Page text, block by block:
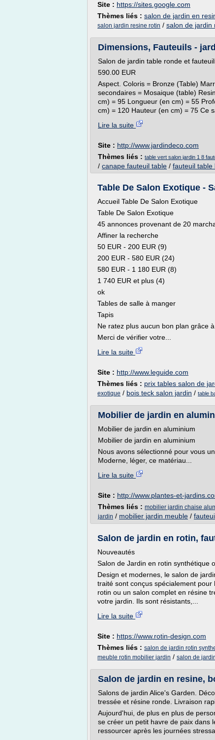
Site : https://sites.google.com
Thèmes liés : salon de jardin en
salon jardin resine rotin / salon de jardin
Dimensions, Fauteuils -
Salon de jardin table ronde et
590.00 EUR
Aspect. Coloris = Bronze (Table)
secondaires = Mosaique (table)
cm) = 95 Longueur (en cm) = 55
cm) = 120 Hauteur (en cm) = 75 Ce
Lire la suite
Site : http://www.jardindeco.com
Thèmes liés : table vert salon jardin 1 8
/ canape fauteuil table / fauteuil table
Table De Salon Exotique -
Accueil Table De Salon Exotique
Table De Salon Exotique
45 annonces provenant de 20
Affiner la recherche
50 EUR - 200 EUR (9)
200 EUR - 580 EUR (24)
580 EUR - 1 180 EUR (8)
1 740 EUR et plus (4)
ok
Tables de salle à manger
Tapis
Ne ratez plus aucun bon plan grâce
Merci de vérifier votre...
Lire la suite
Site : http://www.leguide.com
Thèmes liés : prix tables salon de
exotique / bois teck salon jardin / table
Mobilier de jardin en
Mobilier de jardin en aluminium
Mobilier de jardin en aluminium
Nous avons sélectionné pour vous
Moderne, léger, ce matériau...
Lire la suite
Site : http://www.plantes-et-
Thèmes liés : mobilier jardin chaise
jardin / mobilier jardin meuble /
Salon de jardin en rotin,
Nouveautés
Salon de Jardin en rotin synthétique
Design et modernes, le salon de
traité sont conçus spécialement
rotin ou un salon complet en résine
votre jardin. Ils sont résistants,...
Lire la suite
Site : https://www.rotin-design.com
Thèmes liés : salon de jardin rotin
meuble rotin mobilier jardin / salon de
Salon de jardin en resine,
Salons de jardin Alice's Garden.
tressée et résine ronde. Livraison
Aujourd'hui, de plus en plus de
se créer un petit havre de paix dans
ressourcer après les journées